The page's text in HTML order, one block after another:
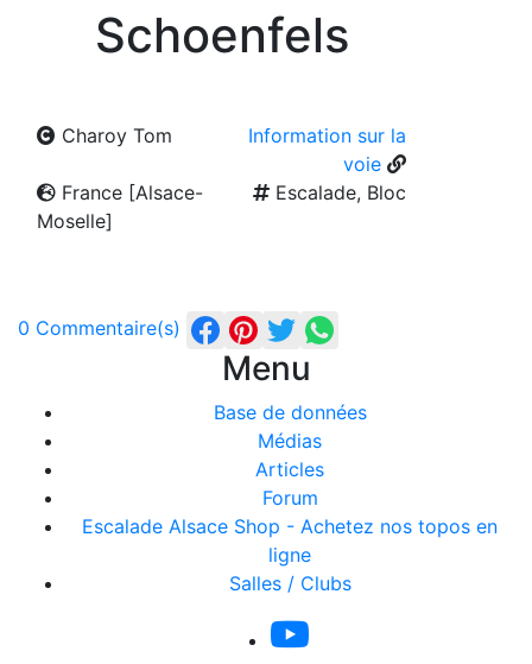
Schoenfels
Charoy Tom
Information sur la
voie
France [Alsace-
Moselle]
Escalade, Bloc
0 Commentaire(s)
Menu
Base de données
Médias
Articles
Forum
Escalade Alsace Shop - Achetez nos topos en
ligne
Salles / Clubs